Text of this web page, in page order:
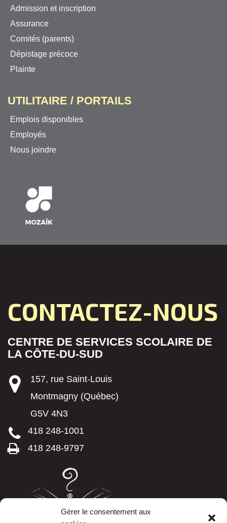
Gérer le consentement aux
Admission et inscription
Assurance
Comités (parents)
Dépistage précoce
Plainte
UTILITAIRE / PORTAILS
Emplois disponibles
Employés
Nous joindre
CONTACTEZ-NOUS
CENTRE DE SERVICES SCOLAIRE DE
LA CÔTE-DU-SUD
157, rue Saint-Louis
Montmagny (Québec)
G5V 4N3
418 248-1001
418 248-9797